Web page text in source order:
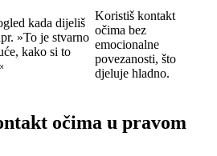
kada dijeliš
»To je stvarno
kako si to
Koristiš kontakt
očima bez
emocionalne
povezanosti, što
djeluje hladno.
očima u pravom